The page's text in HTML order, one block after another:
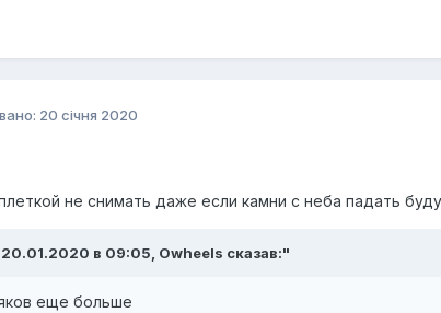
20 січня 2020
не снимать даже если камни с неба падать
в 09:05, Owheels сказав:"
еще больше